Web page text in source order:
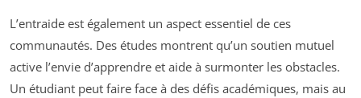
L’entraide est également un aspect essentiel de ces
communautés. Des études montrent qu’un soutien mutuel
active l’envie d’apprendre et aide à surmonter les obstacles.
Un étudiant peut faire face à des défis académiques, mais au